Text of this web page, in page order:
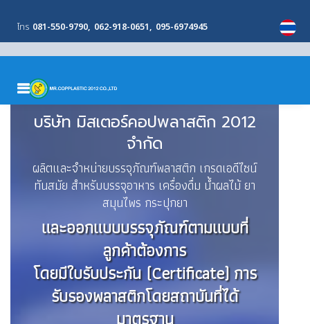
โทร 081-550-9790 062-918-0651 095-6974945
MENU
บริษัท มิสเตอร์คอปพลาสติก 2012
จำกัด
ผลิตและจำหน่ายบรรจุภัณฑ์พลาสติก เกรดเอดีไซน์
ทันสมัย สำหรับบรรจุอาหาร เครื่องดื่ม น้ำผลไม้ ยา
สมุนไพร กระปุกยา
และออกแบบบรรจุภัณฑ์ตามแบบที่
ลูกค้าต้องการ
โดยมีใบรับประกัน (Certificate) การ
รับรองพลาสติกโดยสถาบันที่ได้